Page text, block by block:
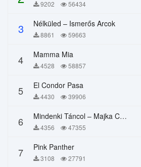
9202 56434
3 Nélküled – Ismerős Arcok
8861 59663
4 Mamma Mia
4528 58857
5 El Condor Pasa
4430 39906
6 Mindenki Táncol – Majka Curtis, Péter Majoros
4356 47355
7 Pink Panther
3108 27791